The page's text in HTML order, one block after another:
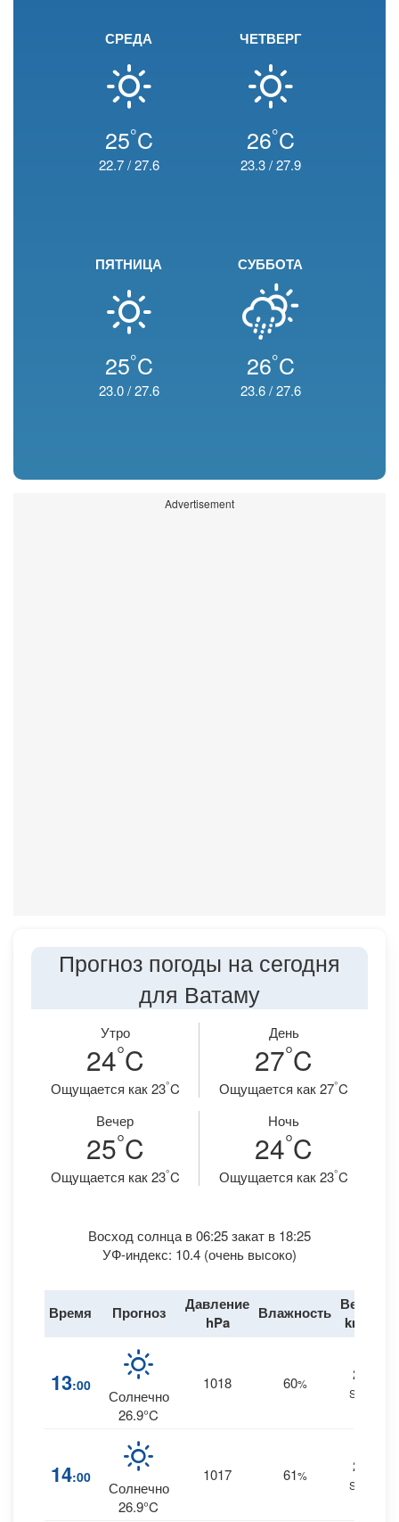
СРЕДА
25°C
22.7/27.6
ЧЕТВЕРГ
26°C
23.3/27.9
ПЯТНИЦА
25°C
23.0/27.6
СУББОТА
26°C
23.6/27.6
Advertisement
Прогноз погоды на сегодня
для Ватаму
Утро
24°C
Ощущается как 23°C
День
27°C
Ощущается как 27°C
Вечер
25°C
Ощущается как 23°C
Ночь
24°C
Ощущается как 23°C
Восход солнца в 06:25 закат в 18:25
УФ-индекс: 10.4 (очень высоко)
Время Прогноз
Давление
hPa
Влажность Ветер
km/h
13:00
Солнечно
26.9°C
1018 60%
27
SSE
14:00
Солнечно
26.9°C
1017 61%
27
SSE